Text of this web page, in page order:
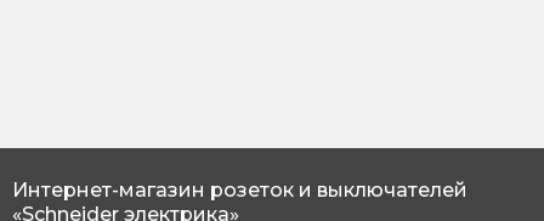
Интернет-магазин розеток и выключателей
«Schneider электрика»